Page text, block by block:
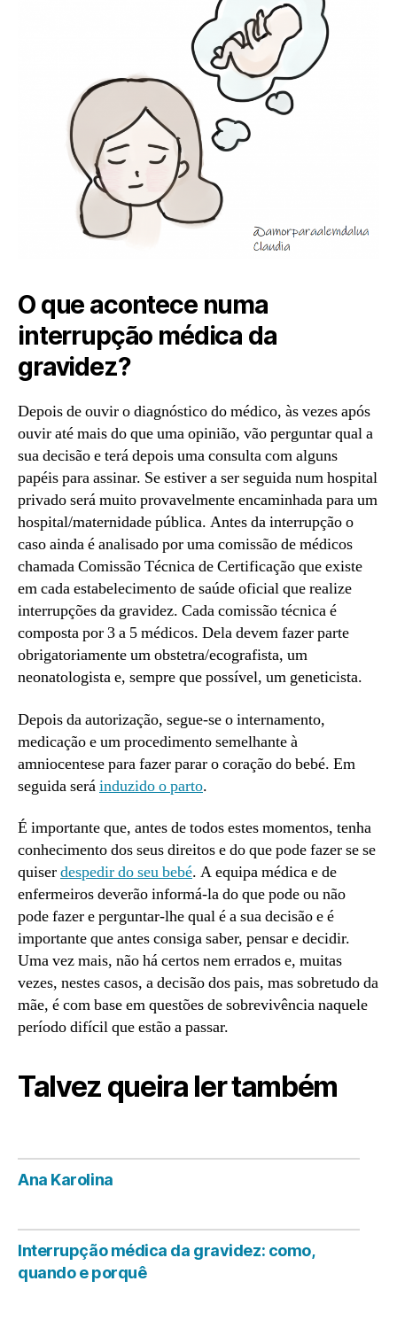
O que acontece numa
interrupção médica da
gravidez?
Depois de ouvir o diagnóstico do médico, às vezes após
ouvir até mais do que uma opinião, vão perguntar qual a
sua decisão e terá depois uma consulta com alguns
papéis para assinar. Se estiver a ser seguida num hospital
privado será muito provavelmente encaminhada para um
hospital/maternidade pública. Antes da interrupção o
caso ainda é analisado por uma comissão de médicos
chamada Comissão Técnica de Certificação que existe
em cada estabelecimento de saúde oficial que realize
interrupções da gravidez. Cada comissão técnica é
composta por 3 a 5 médicos. Dela devem fazer parte
obrigatoriamente um obstetra/ecografista, um
neonatologista e, sempre que possível, um geneticista.
Depois da autorização, segue-se o internamento,
medicação e um procedimento semelhante à
amniocentese para fazer parar o coração do bebé. Em
seguida seráinduzido o parto.
É importante que, antes de todos estes momentos, tenha
conhecimento dos seus direitos e do que pode fazer se se
quiserdespedir do seu bebé. A equipa médica e de
enfermeiros deverão informá-la do que pode ou não
pode fazer e perguntar-lhe qual é a sua decisão e é
importante que antes consiga saber, pensar e decidir.
Uma vez mais, não há certos nem errados e, muitas
vezes, nestes casos, a decisão dos pais, mas sobretudo da
mãe, é com base em questões de sobrevivência naquele
período difícil que estão a passar.
Talvez queira ler também
Ana Karolina
Interrupção médica da gravidez: como,
quando e porquê